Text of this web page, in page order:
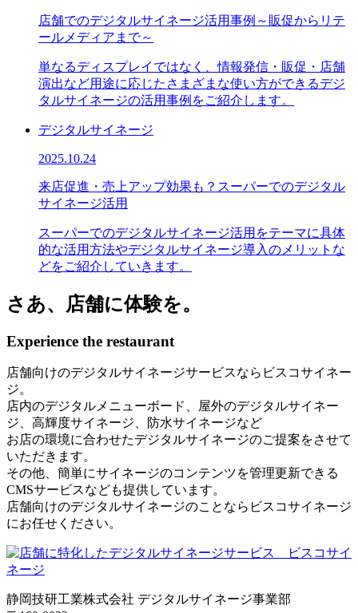
店舗でのデジタルサイネージ活用事例～販促からリテ
ールメディアまで～
単なるディスプレイではなく、情報発信・販促・店舗
演出など用途に応じたさまざまな使い方ができるデジ
タルサイネージの活用事例をご紹介します。
デジタルサイネージ
2025.10.24
来店促進・売上アップ効果も？スーパーでのデジタル
サイネージ活用
スーパーでのデジタルサイネージ活用をテーマに具体
的な活用方法やデジタルサイネージ導入のメリットな
どをご紹介していきます。
さあ、店舗に体験を。
Experience the restaurant
店舗向けのデジタルサイネージサービスならビスコサイネー
ジ。
店内のデジタルメニューボード、屋外のデジタルサイネー
ジ、高輝度サイネージ、防水サイネージなど
お店の環境に合わせたデジタルサイネージのご提案をさせて
いただきます。
その他、簡単にサイネージのコンテンツを管理更新できる
CMSサービスなども提供しています。
店舗向けのデジタルサイネージのことならビスコサイネージ
にお任せください。
静岡技研工業株式会社 デジタルサイネージ事業部